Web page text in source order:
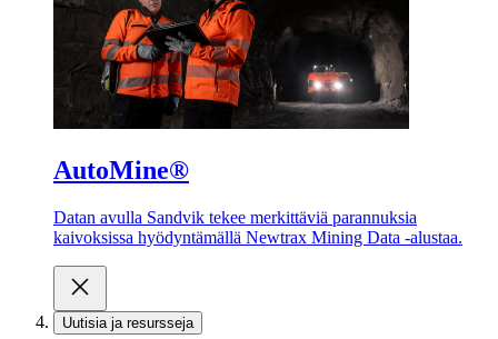
AutoMine®
Datan avulla Sandvik tekee merkittäviä parannuksia
kaivoksissa hyödyntämällä Newtrax Mining Data -alustaa.
Uutisia ja resursseja